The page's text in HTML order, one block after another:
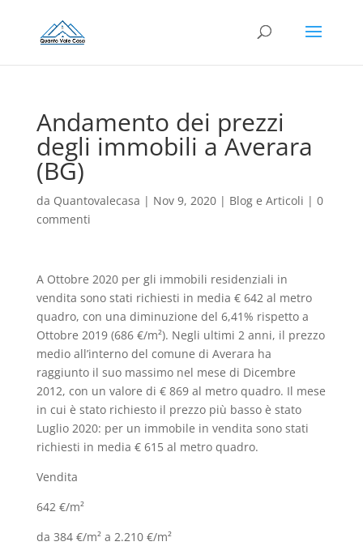
Andamento dei prezzi
degli immobili a Averara
(BG)
da Quantovalecasa | Nov 9, 2020| Blog e Articoli | 0
commenti
A Ottobre 2020 per gli immobili residenziali in
vendita sono stati richiesti in media € 642 al metro
quadro, con una diminuzione del 6,41% rispetto a
Ottobre 2019 (686 €/m²). Negli ultimi 2 anni, il prezzo
medio all’interno del comune di Averara ha
raggiunto il suo massimo nel mese di Dicembre
2012, con un valore di € 869 al metro quadro. Il mese
in cui è stato richiesto il prezzo più basso è stato
Luglio 2020: per un immobile in vendita sono stati
richiesti in media € 615 al metro quadro.
Vendita
642 €/m²
da 384 €/m² a 2.210 €/m²